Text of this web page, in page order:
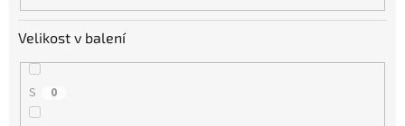
Velikost v balení
S 0